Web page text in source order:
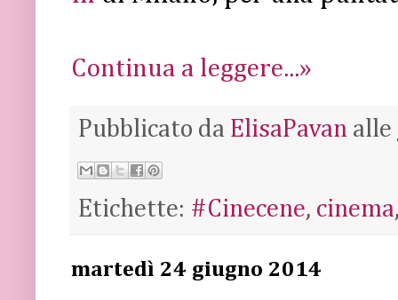
Continua a leggere...»
Pubblicato da ElisaPavan alle
Etichette: #Cinecene, cinema
martedì 24 giugno 2014